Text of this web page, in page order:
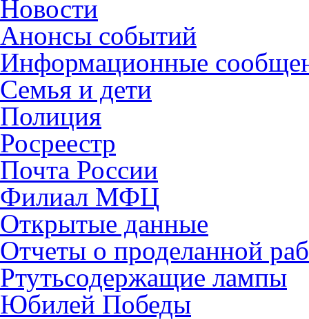
Новости
Анонсы событий
Информационные
Семья и дети
Полиция
Росреестр
Почта России
Филиал МФЦ
Открытые данные
Отчеты о проделанной
Ртутьсодержащие лампы
Юбилей Победы